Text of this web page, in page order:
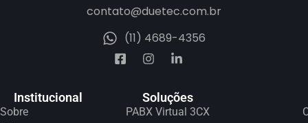
contato@duetec.com.br
(11) 4689-4356
Institucional
Sobre
Soluções
PABX Virtual 3CX